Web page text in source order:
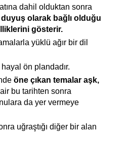
dahil olduktan sonra
olarak bağlı olduğu
gösterir.
yüklü ağır bir dil
ön plandadır.
öne çıkan temalar aşk,
bu tarihten sonra
da yer vermeye
uğraştığı diğer bir alan